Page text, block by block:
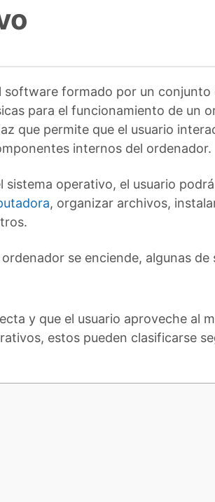
software formado por un conjunto
para el funcionamiento de un
que permite que el usuario
internos del ordenador.
sistema operativo, el usuario
, organizar archivos,
se enciende, algunas de
y que el usuario aproveche al
estos pueden clasificarse